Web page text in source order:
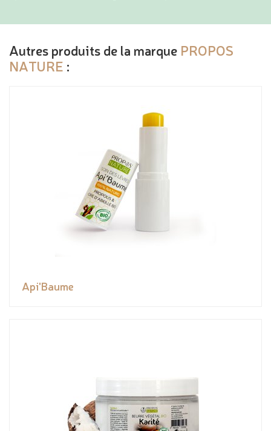
Autres produits de la marque PROPOS
NATURE :
Api'Baume